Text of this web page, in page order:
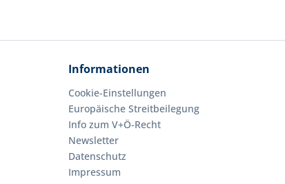
Informationen
Cookie-Einstellungen
Europäische Streitbeilegung
Info zum V+Ö-Recht
Newsletter
Datenschutz
Impressum